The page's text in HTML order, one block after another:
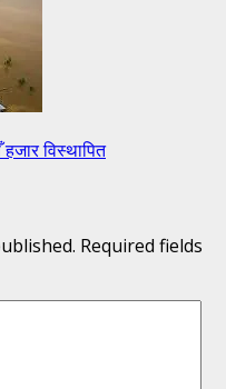
विस्थापित
Required fields